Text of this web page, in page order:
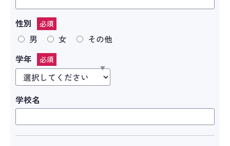
性別 必須
男 女
その他
学年
必須
学校名